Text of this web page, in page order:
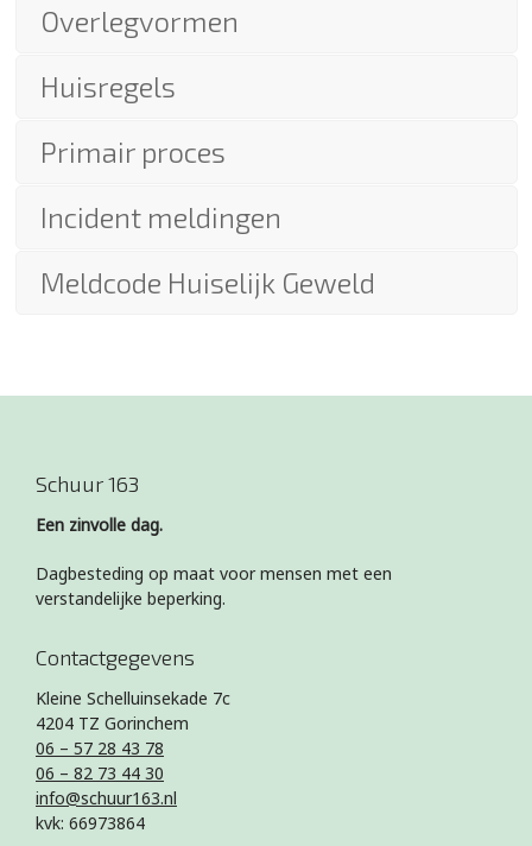
Overlegvormen
Huisregels
Primair proces
Incident meldingen
Meldcode Huiselijk Geweld
Schuur 163
Een zinvolle dag.
Dagbesteding op maat voor mensen met een
verstandelijke beperking.
Contactgegevens
Kleine Schelluinsekade 7c
4204 TZ Gorinchem
06 – 57 28 43 78
06 – 82 73 44 30
info@schuur163.nl
kvk: 66973864